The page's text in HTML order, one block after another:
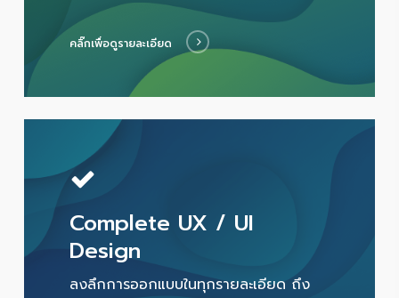
คลิ๊กเพื่อดูรายละเอียด
Complete UX / UI
Design
ลงลึกการออกแบบในทุกรายละเอียด ถึง